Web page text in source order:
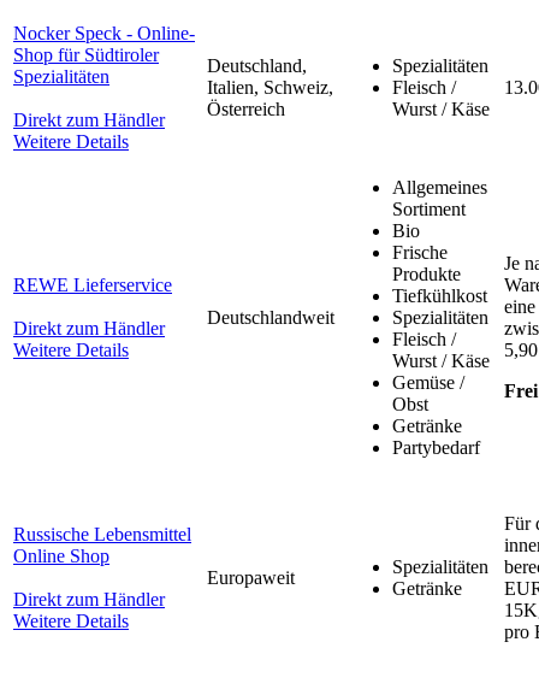
Nocker Speck - Online-
Shop für Südtiroler
Spezialitäten
Direkt zum Händler
Weitere Details
Deutschland,
Italien, Schweiz,
Österreich
Spezialitäten
Fleisch /
Wurst / Käse
REWE Lieferservice
Direkt zum Händler
Weitere Details
Deutschlandweit
Allgemeines
Sortiment
Bio
Frische
Produkte
Tiefkühlkost
Spezialitäten
Fleisch /
Wurst / Käse
Gemüse /
Obst
Getränke
Partybedarf
Je
Russische Lebensmittel
Online Shop
Direkt zum Händler
Weitere Details
Europaweit
Spezialitäten
Getränke
Für
pro